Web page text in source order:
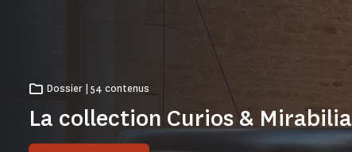
La collection Curios & Mirabilia
Dossier | 54 contenus